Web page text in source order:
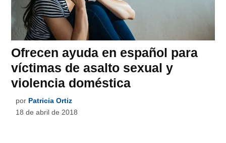
Ofrecen ayuda en español para
víctimas de asalto sexual y
violencia doméstica
por Patricia Ortiz
18 de abril de 2018